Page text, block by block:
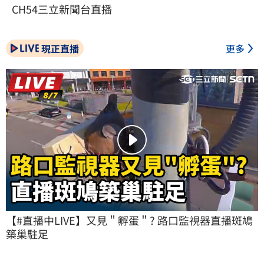
CH54三立新聞台直播
現正直播 更多
【#直播中LIVE】又見＂孵蛋＂? 路口監視器直播斑鳩
築巢駐足